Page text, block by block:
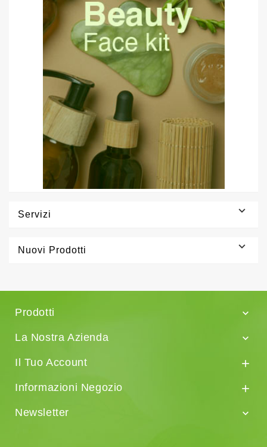
Servizi 
Nuovi Prodotti 
Prodotti

La Nostra Azienda

Il Tuo Account

Informazioni Negozio

Newsletter
